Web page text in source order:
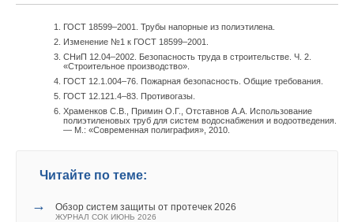
ГОСТ 18599–2001. Трубы напорные из полиэтилена.
Изменение №1 к ГОСТ 18599–2001.
СНиП 12.04–2002. Безопасность труда в строительстве. Ч. 2.
«Строительное производство».
ГОСТ 12.1.004–76. Пожарная безопасность. Общие требования.
ГОСТ 12.121.4–83. Противогазы.
Храменков С.В., Примин О.Г., Отставнов А.А. Использование
полиэтиленовых труб для систем водоснабжения и водоотведения.
— М.: «Современная полиграфия», 2010.
Читайте по теме:
→ Обзор систем защиты от протечек 2026
ЖУРНАЛ СОК ИЮНЬ 2026
Флюсом называется смесь, предназначенная для удаления
окислов с поверхностей трубы и фитинга и улучшения
растекания расплавленного припоя. Для пайки при
температуре ниже 300 °C используются мягкие припои.
Монтаж медных (бронзовых) фитингов с помощью
высокотемпературной пайки требует мастерства
исполнителя и применения специального оборудования:
медь), так и в штангах (неотожженная). На самом деле